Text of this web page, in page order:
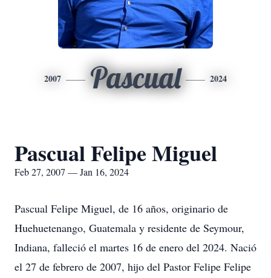
2007 Pascual 2024
Pascual Felipe Miguel
Feb 27, 2007 — Jan 16, 2024
Pascual Felipe Miguel, de 16 años, originario de
Huehuetenango, Guatemala y residente de Seymour,
Indiana, falleció el martes 16 de enero del 2024. Nació
el 27 de febrero de 2007, hijo del Pastor Felipe Felipe